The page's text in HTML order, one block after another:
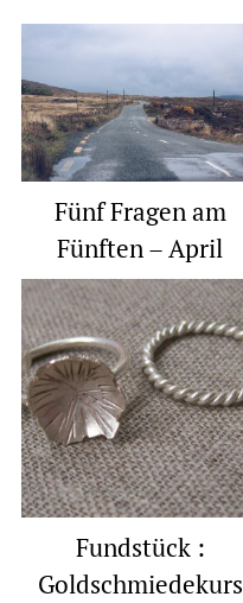
Fünf Fragen am
Fünften – April
Fundstück :
Goldschmiedekurs